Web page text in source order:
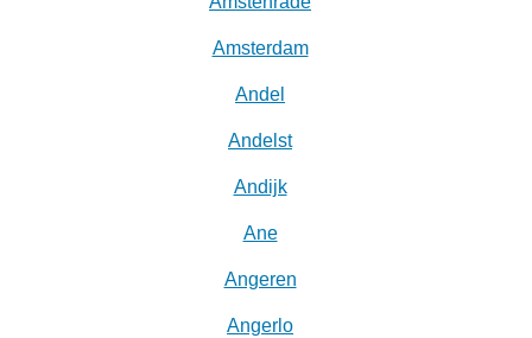
Amsterdam
Andel
Andelst
Andijk
Ane
Angeren
Angerlo